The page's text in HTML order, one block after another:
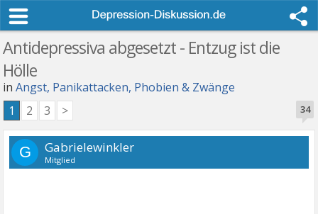
Antidepressiva abgesetzt - Entzug ist die
Hölle
inAngst, Panikattacken, Phobien & Zwänge
34
1 2 3 >
G Gabrielewinkler
Mitglied